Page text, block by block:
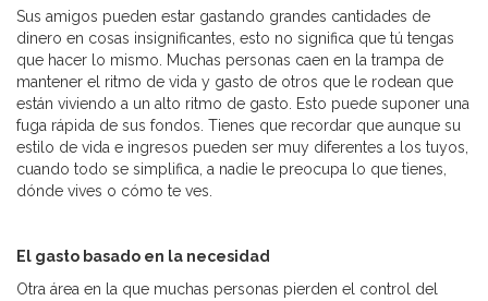
Sus amigos pueden estar gastando grandes cantidades de
dinero en cosas insignificantes, esto no significa que tú tengas
que hacer lo mismo. Muchas personas caen en la trampa de
mantener el ritmo de vida y gasto de otros que le rodean que
están viviendo a un alto ritmo de gasto. Esto puede suponer una
fuga rápida de sus fondos. Tienes que recordar que aunque su
estilo de vida e ingresos pueden ser muy diferentes a los tuyos,
cuando todo se simplifica, a nadie le preocupa lo que tienes,
dónde vives o cómo te ves.
El gasto basado en la necesidad
Otra área en la que muchas personas pierden el control del